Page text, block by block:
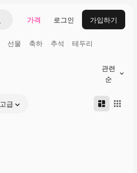
검색 가격 로그인 가입하기
선물 축하 추석 테두리
관련
순
고급